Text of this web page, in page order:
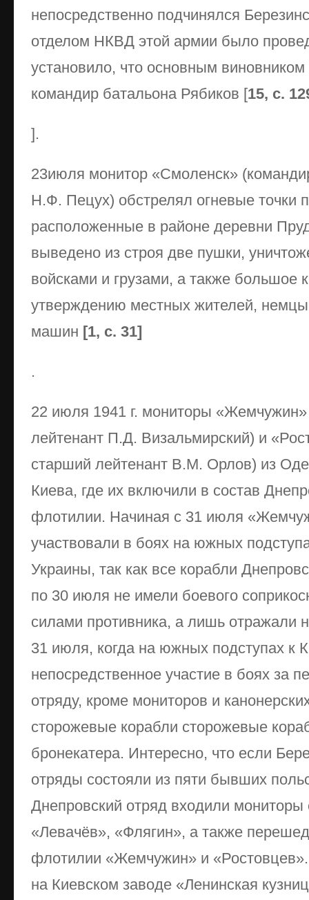
непосредственно подчинялся
отделом НКВД этой армии было
установило, что основным
командир батальона Рябиков [15, с.
].
23июля монитор «Смоленск»
Н.Ф. Пецух) обстрелял огневые точки
расположенные в районе деревни
выведено из строя две пушки,
войсками и грузами, а также большое
утверждению местных жителей,
машин [1, с. 31]
.
22 июля 1941 г. мониторы
лейтенант П.Д. Визальмирский) и
старший лейтенант В.М. Орлов) из
Киева, где их включили в состав
флотилии. Начиная с 31 июля
участвовали в боях на южных
Украины, так как все корабли
по 30 июля не имели боевого
силами противника, а лишь отражали
31 июля, когда на южных подступах к
непосредственное участие в боях за
отряду, кроме мониторов и
сторожевые корабли сторожевые
бронекатера. Интересно, что если
отряды состояли из пяти бывших
Днепровский отряд входили мониторы
«Левачёв», «Флягин», а также
флотилии «Жемчужин» и
на Киевском заводе «Ленинская